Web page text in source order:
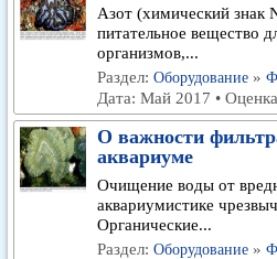
Азот (химический знак
питательное вещество
организмов,...
Раздел: Оборудование »
Дата: Май 2017 •
О важности
аквариуме
Очищение воды от
аквариумистике
Органические...
Раздел: Оборудование »